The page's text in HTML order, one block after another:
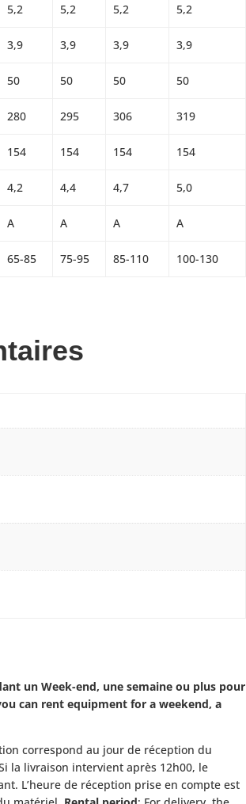
5,2 5,2 5,2 5,2
3,9 3,9 3,9 3,9
50 50 50 50
280 295 306 319
154 154 154 154
4,2 4,4 4,7 5,0
A A A A
65-85 75-95 85-110 100-130
un Week-end, une semaine ou plus pour
can rent equipment for a weekend, a
correspond au jour de réception du
la livraison intervient après 12h00, le
L’heure de réception prise en compte est